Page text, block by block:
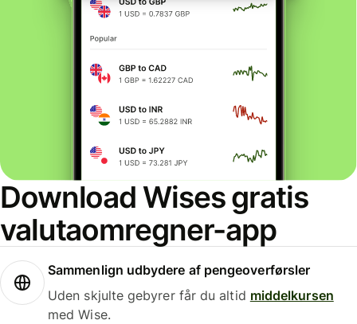
Download Wises gratis
valutaomregner-app
Sammenlign udbydere af pengeoverførsler
Uden skjulte gebyrer får du altid middelkursen
med Wise.